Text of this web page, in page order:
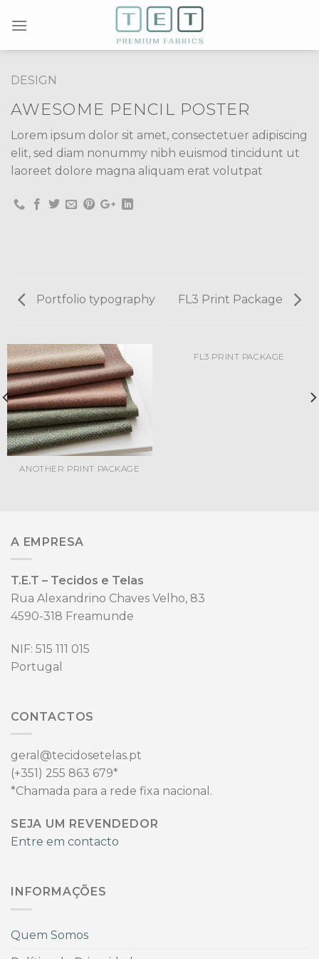
DESIGN
AWESOME PENCIL POSTER
Lorem ipsum dolor sit amet, consectetuer adipiscing
elit, sed diam nonummy nibh euismod tincidunt ut
laoreet dolore magna aliquam erat volutpat
Portfolio typography FL3 Print Package
ANOTHER PRINT PACKAGE
FL3 PRINT PACKAGE
A EMPRESA
T.E.T – Tecidos e Telas
Rua Alexandrino Chaves Velho, 83
4590-318 Freamunde
NIF: 515 111 015
Portugal
CONTACTOS
geral@tecidosetelas.pt
(+351) 255 863 679*
*Chamada para a rede fixa nacional.
SEJA UM REVENDEDOR
Entre em contacto
INFORMAÇÕES
Quem Somos